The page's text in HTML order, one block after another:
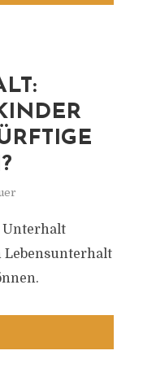
Unterhalt
Lebensunterhalt